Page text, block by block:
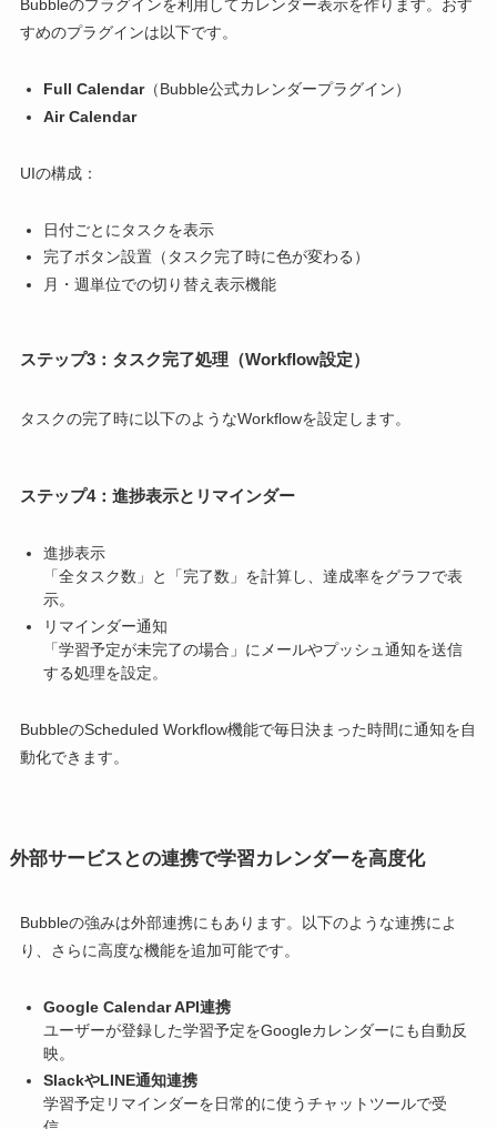
Bubbleのプラグインを利用してカレンダー表示を作ります。おす
すめのプラグインは以下です。
Full Calendar（Bubble公式カレンダープラグイン）
Air Calendar
UIの構成：
日付ごとにタスクを表示
完了ボタン設置（タスク完了時に色が変わる）
月・週単位での切り替え表示機能
ステップ3：タスク完了処理（Workflow設定）
タスクの完了時に以下のようなWorkflowを設定します。
ステップ4：進捗表示とリマインダー
進捗表示
「全タスク数」と「完了数」を計算し、達成率をグラフで表
示。
リマインダー通知
「学習予定が未完了の場合」にメールやプッシュ通知を送信
する処理を設定。
BubbleのScheduled Workflow機能で毎日決まった時間に通知を自
動化できます。
外部サービスとの連携で学習カレンダーを高度化
Bubbleの強みは外部連携にもあります。以下のような連携によ
り、さらに高度な機能を追加可能です。
Google Calendar API連携
ユーザーが登録した学習予定をGoogleカレンダーにも自動反
映。
SlackやLINE通知連携
学習予定リマインダーを日常的に使うチャットツールで受